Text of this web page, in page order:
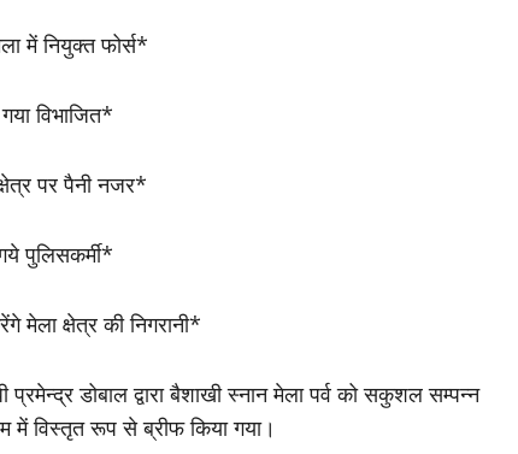
में नियुक्त फोर्स*
विभाजित*
पर पैनी नजर*
पुलिसकर्मी*
मेला क्षेत्र की निगरानी*
डोबाल द्वारा बैशाखी स्नान मेला पर्व को सकुशल सम्पन्न
विस्तृत रूप से ब्रीफ किया गया।